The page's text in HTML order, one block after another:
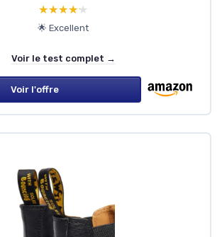
★★★★★
★★★★★
🌟 Excellent
Voir le test complet →
Voir l'offre